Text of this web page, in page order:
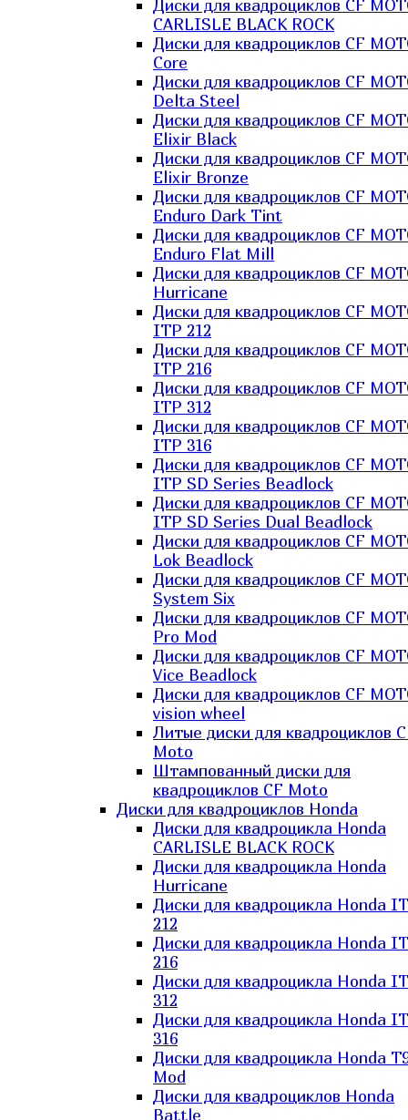
Диски для квадроциклов CF
CARLISLE BLACK ROCK
Диски для квадроциклов CF
Core
Диски для квадроциклов CF
Delta Steel
Диски для квадроциклов CF
Elixir Black
Диски для квадроциклов CF
Elixir Bronze
Диски для квадроциклов CF
Enduro Dark Tint
Диски для квадроциклов CF
Enduro Flat Mill
Диски для квадроциклов CF
Hurricane
Диски для квадроциклов CF
ITP 212
Диски для квадроциклов CF
ITP 216
Диски для квадроциклов CF
ITP 312
Диски для квадроциклов CF
ITP 316
Диски для квадроциклов CF
ITP SD Series Beadlock
Диски для квадроциклов CF
ITP SD Series Dual Beadlock
Диски для квадроциклов CF
Lok Beadlock
Диски для квадроциклов CF
System Six
Диски для квадроциклов CF
Pro Mod
Диски для квадроциклов CF
Vice Beadlock
Диски для квадроциклов CF
vision wheel
Литые диски для квадроциклов
Moto
Штампованный диски для
квадроциклов CF Moto
Диски для квадроциклов Honda
Диски для квадроцикла Honda
CARLISLE BLACK ROCK
Диски для квадроцикла Honda
Hurricane
Диски для квадроцикла Honda
212
Диски для квадроцикла Honda
216
Диски для квадроцикла Honda
312
Диски для квадроцикла Honda
316
Диски для квадроцикла Honda
Mod
Диски для квадроциклов Honda
Battle